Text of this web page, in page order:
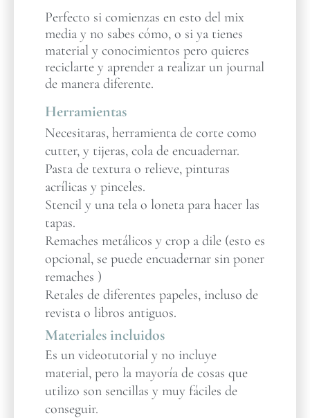
Perfecto si comienzas en esto del mix
media y no sabes cómo, o si ya tienes
material y conocimientos pero quieres
reciclarte y aprender a realizar un journal
de manera diferente.
Herramientas
Necesitaras, herramienta de corte como
cutter, y tijeras, cola de encuadernar.
Pasta de textura o relieve, pinturas
acrílicas y pinceles.
Stencil y una tela o loneta para hacer las
tapas.
Remaches metálicos y crop a dile (esto es
opcional, se puede encuadernar sin poner
remaches )
Retales de diferentes papeles, incluso de
revista o libros antiguos.
Materiales incluidos
Es un videotutorial y no incluye
material, pero la mayoría de cosas que
utilizo son sencillas y muy fáciles de
conseguir.